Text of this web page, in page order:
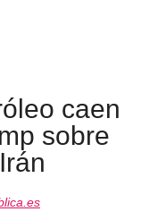
caen
sobre